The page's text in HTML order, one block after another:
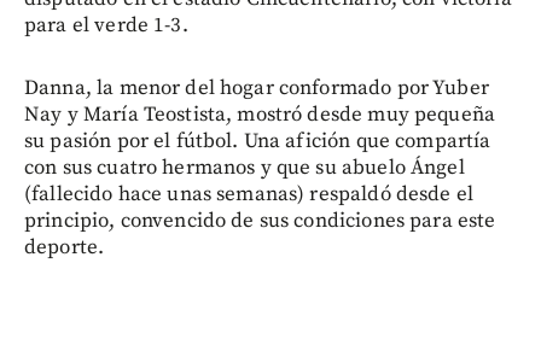
para el verde 1-3.
Danna, la menor del hogar conformado por Yuber
Nay y María Teostista, mostró desde muy pequeña
su pasión por el fútbol. Una afición que compartía
con sus cuatro hermanos y que su abuelo Ángel
(fallecido hace unas semanas) respaldó desde el
principio, convencido de sus condiciones para este
deporte.